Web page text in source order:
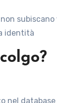
identità
nel